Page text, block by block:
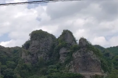
「九
山」
（牧
ノ
戸